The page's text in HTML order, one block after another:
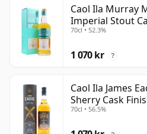
Caol Ila Murray
Imperial Stout
70cl • 52.3%
1 070 kr ?
Caol Ila James
Sherry Cask
gammal
70cl • 56.5%